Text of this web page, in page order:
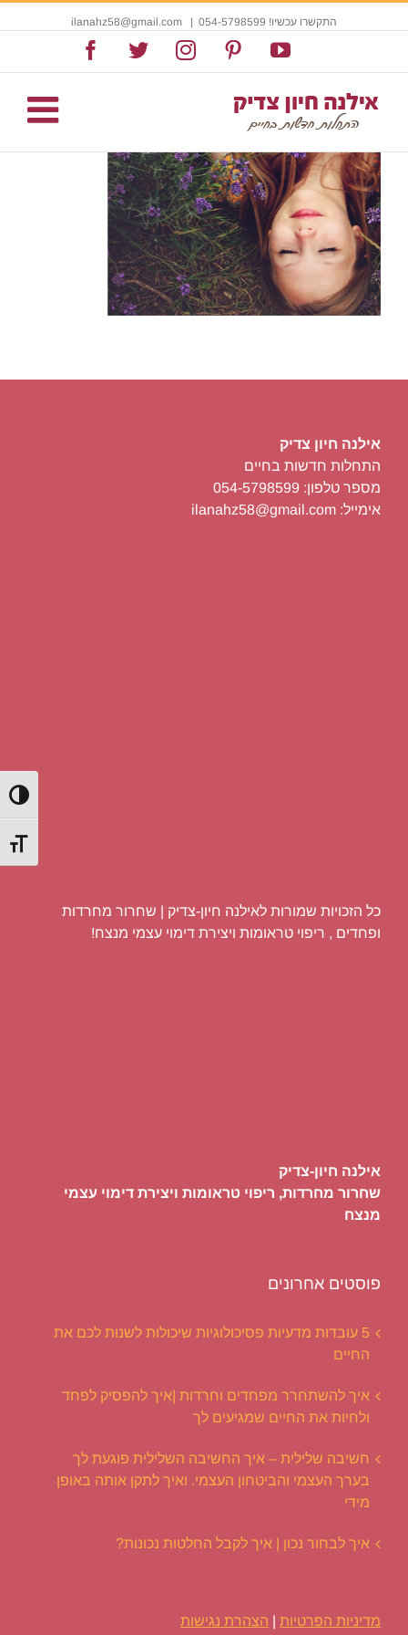
מתג
התקשרו עכשיו! 054-5798599 |
YouTube
Pinterest
Instagram
Twitter
אילנה חיון צדיק
התחלות חדשות בחיים
מספר טלפון: 054-5798599
אימייל: ilanahz58@gmail.com
כל הזכויות שמורות לאילנה חיון-צדיק | שחרור מחרדות
ופחדים , ריפוי טראומות ויצירת דימוי עצמי מנצח!
אילנה חיון-צדיק
שחרור מחרדות, ריפוי טראומות ויצירת דימוי עצמי
מנצח
פוסטים אחרונים
5 עובדות מדעיות פסיכולוגיות שיכולות לשנות לכם את
החיים
איך להשתחרר מפחדים וחרדות |איך להפסיק לפחד
ולחיות את החיים שמגיעים לך
חשיבה שלילית – איך החשיבה השלילית פוגעת לך
בערך העצמי והביטחון העצמי. ואיך לתקן אותה באופן
מידי
איך לבחור נכון | איך לקבל החלטות נכונות?
מדיניות הפרטיות | הצהרת נגישות